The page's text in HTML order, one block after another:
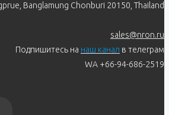
Banglamung Chonburi 20150, Thailand
sales@nron.ru
Подпишитесь на наш канал в телеграм
WA +66-94-686-2519